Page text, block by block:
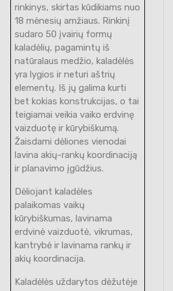
rinkinys, skirtas kūdikiams nuo
18 mėnesių amžiaus. Rinkinį
sudaro 50 įvairių formų
kaladėlių, pagamintų iš
natūralaus medžio, kaladėlės
yra lygios ir neturi aštrių
elementų. Iš jų galima kurti
bet kokias konstrukcijas, o tai
teigiamai veikia vaiko erdvinę
vaizduotę ir kūrybiškumą.
Žaisdami dėliones vienodai
lavina akių-rankų koordinaciją
ir planavimo įgūdžius.
Dėliojant kaladėles
palaikomas vaikų
kūrybiškumas, lavinama
erdvinė vaizduotė, vikrumas,
kantrybė ir lavinama rankų ir
akių koordinacija.
Kaladėlės uždarytos dėžutėje